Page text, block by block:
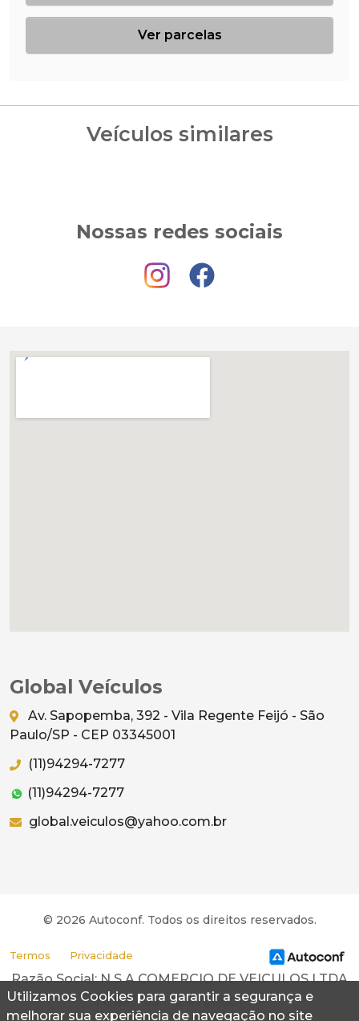
Utilizamos Cookies para garantir a segurança e
melhorar sua experiência de navegação no site
Ver parcelas
Veículos similares
Nossas redes sociais
Global Veículos
Av. Sapopemba, 392 - Vila Regente Feijó - São
Paulo/SP - CEP 03345001
(11)94294-7277
(11)94294-7277
global.veiculos@yahoo.com.br
© 2026 Autoconf. Todos os direitos reservados.
Termos Privacidade
Razão Social: N S A COMERCIO DE VEICULOS LTDA
| CNPJ: 05.142.471/0001-58